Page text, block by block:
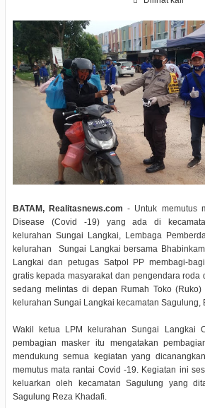
BATAM, Realitasnews.com - Untuk memutus
Disease (Covid -19) yang ada di
kelurahan Sungai Langkai, Lembaga
kelurahan Sungai Langkai bersama
Langkai dan petugas Satpol PP membagi-
gratis kepada masyarakat dan pengendara roda
sedang melintas di depan Rumah Toko (Ruko)
kelurahan Sungai Langkai kecamatan Sagulung,
Wakil ketua LPM kelurahan Sungai Langkai
pembagian masker itu mengatakan
mendukung semua kegiatan yang
memutus mata rantai Covid -19. Kegiatan ini
keluarkan oleh kecamatan Sagulung yang
Sagulung Reza Khadafi.